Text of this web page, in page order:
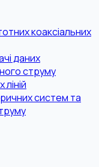
коаксіальних
даних
струму
систем та